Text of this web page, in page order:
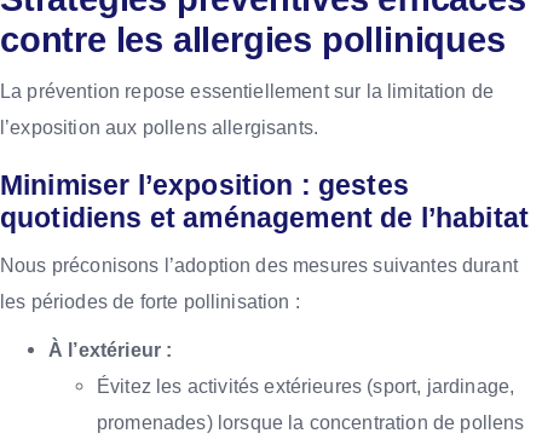
contre les allergies polliniques
La prévention repose essentiellement sur la limitation de
l’exposition aux pollens allergisants.
Minimiser l’exposition : gestes
quotidiens et aménagement de l’habitat
Nous préconisons l’adoption des mesures suivantes durant
les périodes de forte pollinisation :
À l’extérieur :
Évitez les activités extérieures (sport, jardinage,
promenades) lorsque la concentration de pollens